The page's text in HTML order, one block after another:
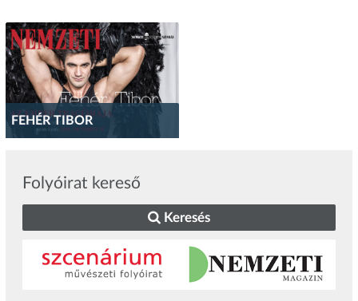
FEHÉR TIBOR
Folyóirat kereső
Keresés